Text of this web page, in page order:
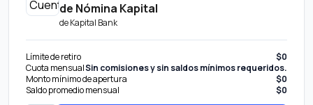
de Nómina Kapital
deKapital Bank
Límite de retiro
$0
Cuota mensualSin comisiones y sin saldos mínimos requeridos.
Monto mínimo de apertura
$0
Saldo promedio mensual
$0